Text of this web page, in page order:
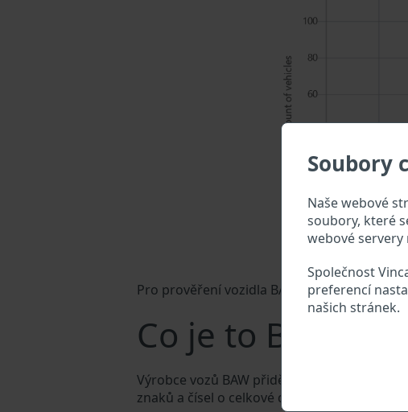
Soubory
Naše webové
soubory, které
webové
Společnost
preferencí
našich stránek.
Pro prověření vozidla BAW zadejte VIN do
Co je to BAW VIN?
Výrobce vozů BAW přiděluje každému
znaků a čísel o celkové délce 17 znaků, do